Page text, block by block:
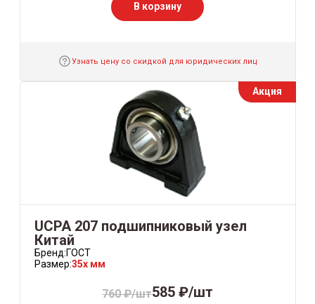
В корзину
Узнать цену со скидкой для юридических лиц
Акция
UCPA 207 подшипниковый узел
Китай
Бренд:ГОСТ
Размер:35x мм
760 ₽/шт585 ₽/шт